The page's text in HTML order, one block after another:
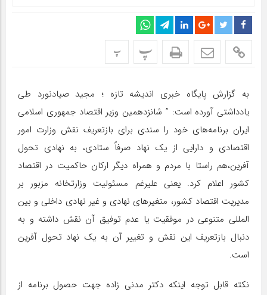
پ پ
به گزارش پایگاه خبری اندیشه تازه ؛ مجید صیادنورد طی
یادداشتی آورده است:‌ ” شانزدهمین وزیر اقتصاد جمهوری اسلامی
ایران برنامه‌های خود را سندی برای بازتعریف نقش وزارت امور
اقتصادی و دارایی از یک نهاد صرفاً ستادی، به نهادی تحول
آفرین،هم راستا با مردم و همراه دیگر ارکان حاکمیت در اقتصاد
کشور اعلام کرد. یعنی علیرغم مسئولیت وزارتخانه مزبور بر
مدیریت اقتصاد کشور، متغیرهای نهادی و غیر نهادی داخلی و بین
المللی متنوعی در موفقیت یا عدم توفیق آن نقش داشته و به
دنبال بازتعریف این نقش و تغییر آن به یک نهاد تحول آفرین
است.
نکته قابل توجه اینکه دکتر مدنی زاده جهت حصول برنامه از